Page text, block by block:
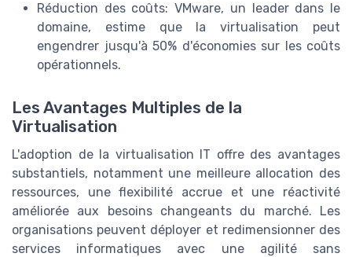
Réduction des coûts: VMware, un leader dans le
domaine, estime que la virtualisation peut
engendrer jusqu'à 50% d'économies sur les coûts
opérationnels.
Les Avantages Multiples de la
Virtualisation
L'adoption de la virtualisation IT offre des avantages
substantiels, notamment une meilleure allocation des
ressources, une flexibilité accrue et une réactivité
améliorée aux besoins changeants du marché. Les
organisations peuvent déployer et redimensionner des
services informatiques avec une agilité sans